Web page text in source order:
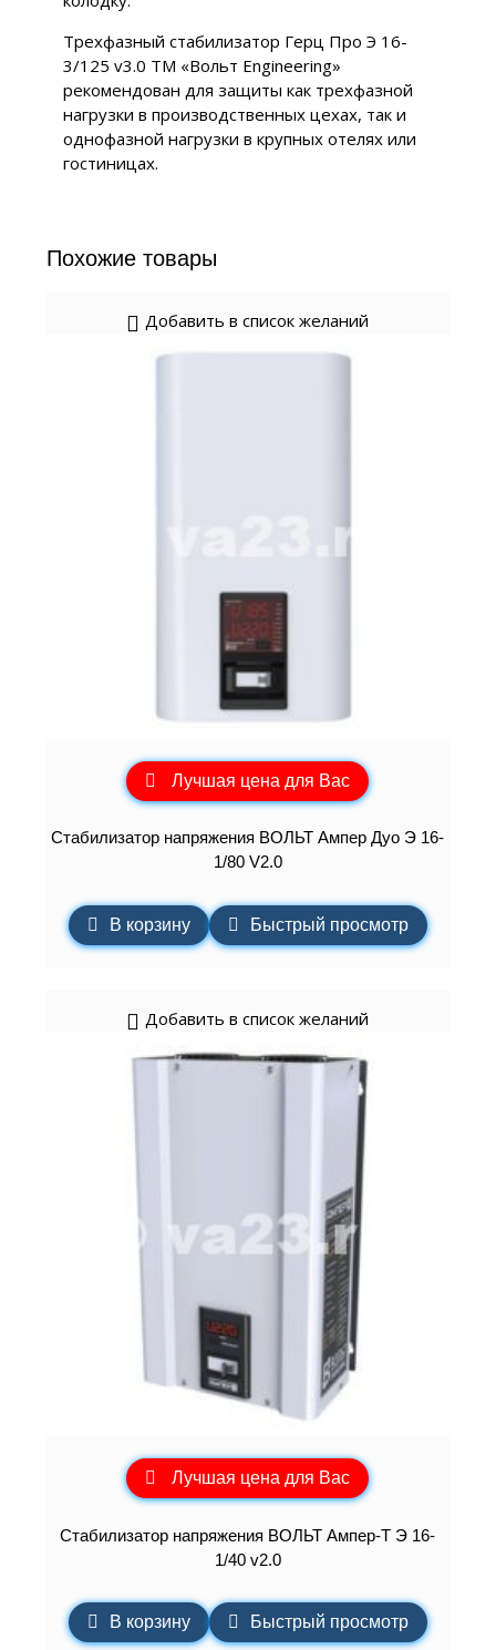
Трехфазный стабилизатор Герц Про Э 16-
3/125 v3.0 ТМ «Вольт Engineering»
рекомендован для защиты как трехфазной
нагрузки в производственных цехах, так и
однофазной нагрузки в крупных отелях или
гостиницах.
Похожие товары
Добавить в список желаний
Лучшая цена для Вас
Стабилизатор напряжения ВОЛЬТ Ампер Дуо Э 16-
1/80 V2.0
В корзину Быстрый просмотр
Добавить в список желаний
Лучшая цена для Вас
Стабилизатор напряжения ВОЛЬТ Ампер-Т Э 16-
1/40 v2.0
В корзину Быстрый просмотр